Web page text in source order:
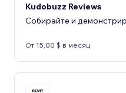
Kudobuzz Reviews
Собирайте и
От 15,00 $ в месяц